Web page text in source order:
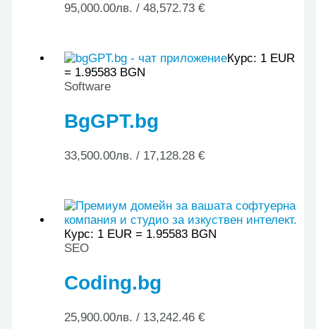
95,000.00лв. / 48,572.73 €
Курс: 1 EUR
= 1.95583 BGN
Software
BgGPT.bg
33,500.00лв. / 17,128.28 €
Курс: 1 EUR = 1.95583 BGN
SEO
Coding.bg
25,900.00лв. / 13,242.46 €